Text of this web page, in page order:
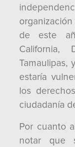
de este
California,
Tamaulipas,
estaría
los
ciudadanía
Por cuanto
notar que